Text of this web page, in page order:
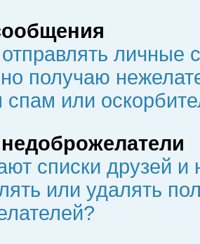
личные
получаю
спам или
списки друзей
или удалять